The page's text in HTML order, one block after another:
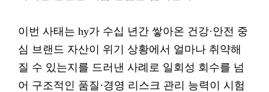
이번 사태는 hy가 수십 년간 쌓아온 건강·안전 중
심 브랜드 자산이 위기 상황에서 얼마나 취약해
질 수 있는지를 드러낸 사례로 일회성 회수를 넘
어 구조적인 품질·경영 리스크 관리 능력이 시험